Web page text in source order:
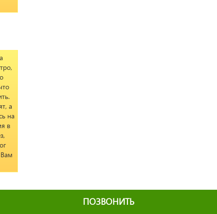
а
на
в
ПОЗВОНИТЬ